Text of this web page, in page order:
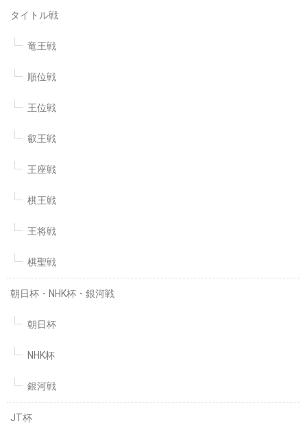
タイトル戦
竜王戦
順位戦
王位戦
叡王戦
王座戦
棋王戦
王将戦
棋聖戦
朝日杯・NHK杯・銀河戦
朝日杯
NHK杯
銀河戦
JT杯